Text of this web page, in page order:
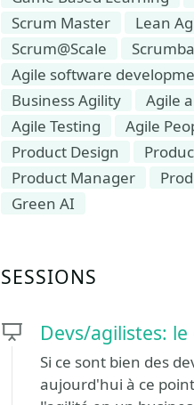
Scrum Master
Lean
Scrum@Scale
Agile software
Business Agility
Agile
Agile Testing
Agile
Product Design
Product Manager
Green AI
SESSIONS
Devs/agilistes:
Si ce sont bien des
aujourd'hui à ce